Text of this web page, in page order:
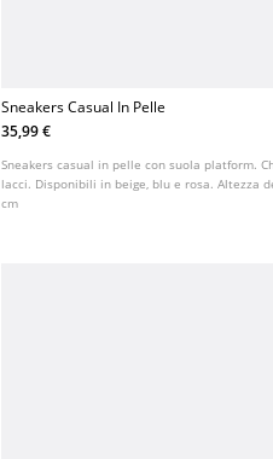
Sneakers Casual In Pelle
35,99 €
Sneakers casual in pelle con suola platform.
lacci. Disponibili in beige, blu e rosa. Altezza
cm